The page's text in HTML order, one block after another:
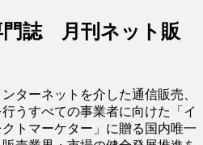
門誌 月刊ネット販
ターネットを介した通信販売、
うすべての事業者に向けた「イ
トマーケター」に贈る国内唯一